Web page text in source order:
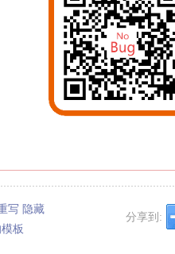
写 隐藏
板
分享到: